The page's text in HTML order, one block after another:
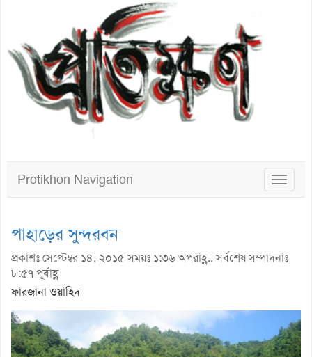
Toggle
Protikhon Navigation
পাহাড়ের সুন্দরবন
প্রকাশঃ সেপ্টেম্বর ১৪, ২০১৫ সময়ঃ ১:৩৬ অপরাহ্ণ.. সর্বশেষ সম্পাদনাঃ
৮:৫৭ পূর্বাহ্ণ
ফারজানা ওয়াহিদ